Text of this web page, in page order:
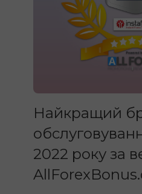
Найкращий
2022 року за